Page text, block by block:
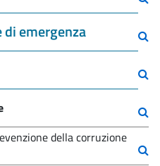
emergenza
della corruzione